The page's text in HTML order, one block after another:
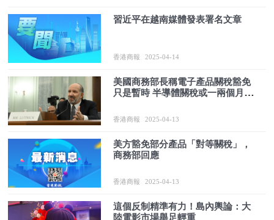
習近平在越南媒體發表署名文章
香港商報 2025-04-14
美國商務部長稱電子產品關稅豁免
只是暫時 半導體關稅或一兩個月內
香港商報 2025-04-13
美方豁免部分產品「對等關稅」，
商務部回應
香港商報 2025-04-13
這個反制精準有力！島內輿論：大
陸電影市場舉足輕重